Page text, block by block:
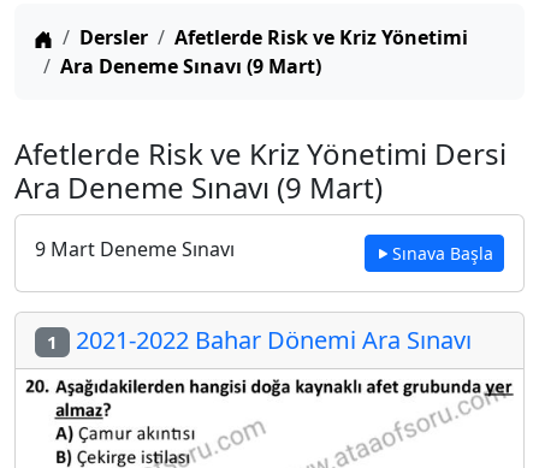
Anasayfa
Dersler
Afetlerde Risk ve Kriz Yönetimi
Ara Deneme Sınavı (9 Mart)
Afetlerde Risk ve Kriz Yönetimi Dersi
Ara Deneme Sınavı (9 Mart)
9 Mart Deneme Sınavı Sınava Başla
1 2021-2022 Bahar Dönemi Ara Sınavı